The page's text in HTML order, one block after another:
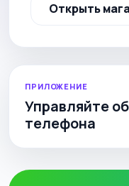
Открыть
ПРИЛОЖЕНИЕ
Управляйте
телефона